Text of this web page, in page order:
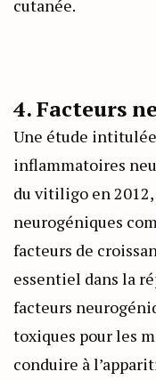
cutanée.
4. Facteurs
Une étude
inflammatoires
du vitiligo en
neurogéniques
facteurs de
essentiel dans la
facteurs
toxiques pour les
conduire à